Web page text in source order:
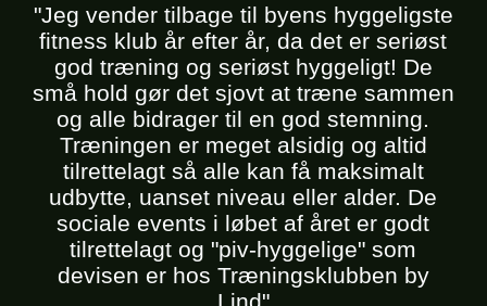
"Jeg vender tilbage til byens hyggeligste
fitness klub år efter år, da det er seriøst
god træning og seriøst hyggeligt! De
små hold gør det sjovt at træne sammen
og alle bidrager til en god stemning.
Træningen er meget alsidig og altid
tilrettelagt så alle kan få maksimalt
udbytte, uanset niveau eller alder. De
sociale events i løbet af året er godt
tilrettelagt og "piv-hyggelige" som
devisen er hos Træningsklubben by
Lind"